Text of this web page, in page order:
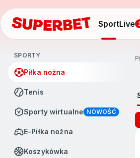
Sport Live
SPORTY
Piłka nożna
Tenis
Sporty wirtualne NOWOŚĆ
e-Piłka nożna
Koszykówka